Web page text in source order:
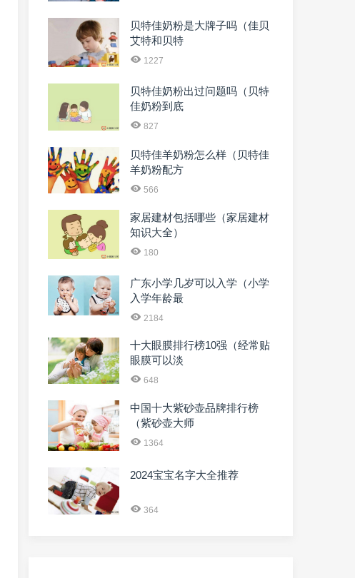
贝特佳奶粉是大牌子吗（佳贝
艾特和贝特
1227
贝特佳奶粉出过问题吗（贝特
佳奶粉到底
827
贝特佳羊奶粉怎么样（贝特佳
羊奶粉配方
566
家居建材包括哪些（家居建材
知识大全）
180
广东小学几岁可以入学（小学
入学年龄最
2184
十大眼膜排行榜10强（经常贴
眼膜可以淡
648
中国十大紫砂壶品牌排行榜
（紫砂壶大师
1364
2024宝宝名字大全推荐
364